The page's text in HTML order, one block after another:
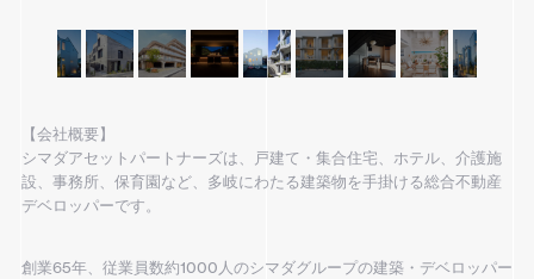
【会社概要】
シマダアセットパートナーズは、戸建て・集合住宅、ホテル、介護施
設、事務所、保育園など、多岐にわたる建築物を手掛ける総合不動産
デベロッパーです。
創業65年、従業員数約1000人のシマダグループの建築・デベロッパー